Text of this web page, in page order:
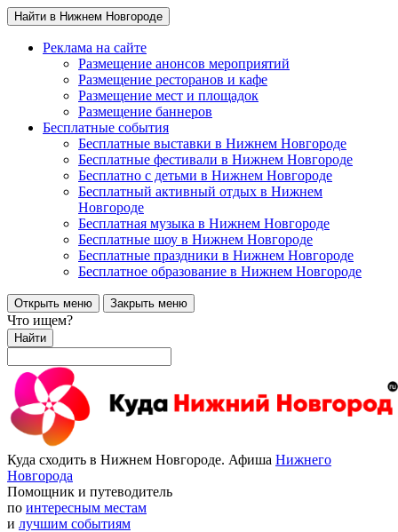
Найти в Нижнем Новгороде
Реклама на сайте
Размещение анонсов мероприятий
Размещение ресторанов и кафе
Размещение мест и площадок
Размещение баннеров
Бесплатные события
Бесплатные выставки в Нижнем Новгороде
Бесплатные фестивали в Нижнем Новгороде
Бесплатно с детьми в Нижнем Новгороде
Бесплатный активный отдых в Нижнем
Новгороде
Бесплатная музыка в Нижнем Новгороде
Бесплатные шоу в Нижнем Новгороде
Бесплатные праздники в Нижнем Новгороде
Бесплатное образование в Нижнем Новгороде
Открыть меню Закрыть меню
Что ищем?
Найти
Куда сходить в Нижнем Новгороде. Афиша Нижнего
Новгорода
Помощник и путеводитель
по интересным местам
и лучшим событиям